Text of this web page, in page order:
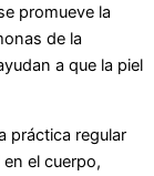
promueve la
de la
a que la piel
práctica regular
el cuerpo,